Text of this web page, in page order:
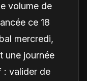
volume de
ce 18
mercredi,
une journée
: valider de